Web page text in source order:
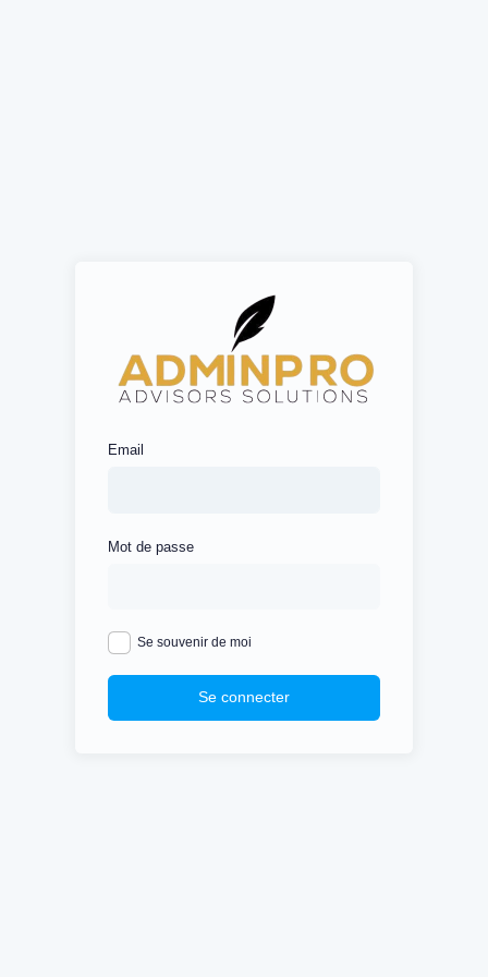
Email
Mot de passe
Se souvenir de moi
Se connecter